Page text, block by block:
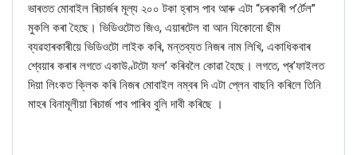
ভাৰতত মোবাইল ৰিচাৰ্জৰ মূল্য ২০০ টকা হ্ৰাস পাব আৰু এটা “চৰকাৰী প’ৰ্টেল”
মুকলি কৰা হৈছে। ভিডিওটোত জিও, এয়াৰটেল বা আন যিকোনো ছীম
ব্যৱহাৰকাৰীয়ে ভিডিওটো লাইক কৰি, মন্তব্যত নিজৰ নাম লিখি, একাধিকবাৰ
শ্বেয়াৰ কৰাৰ লগতে একাউণ্টটো ফল’ কৰিবলৈ কোৱা হৈছে। লগতে, প্ৰ’ফাইলত
দিয়া লিংকত ক্লিক কৰি নিজৰ মোবাইল নম্বৰ দি এটা প্লেন বাছনি কৰিলে তিনি
মাহৰ বিনামূলীয়া ৰিচাৰ্জ পাব পাৰিব বুলি দাবী কৰিছে ।